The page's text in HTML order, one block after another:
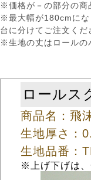
※価格が－の部分の商
※最大幅が180cmにな
台に分けてご注文くだ
※生地の丈はロールの
ロールス
商品名：飛
生地厚さ：
生地品番：
※上げ下げは、